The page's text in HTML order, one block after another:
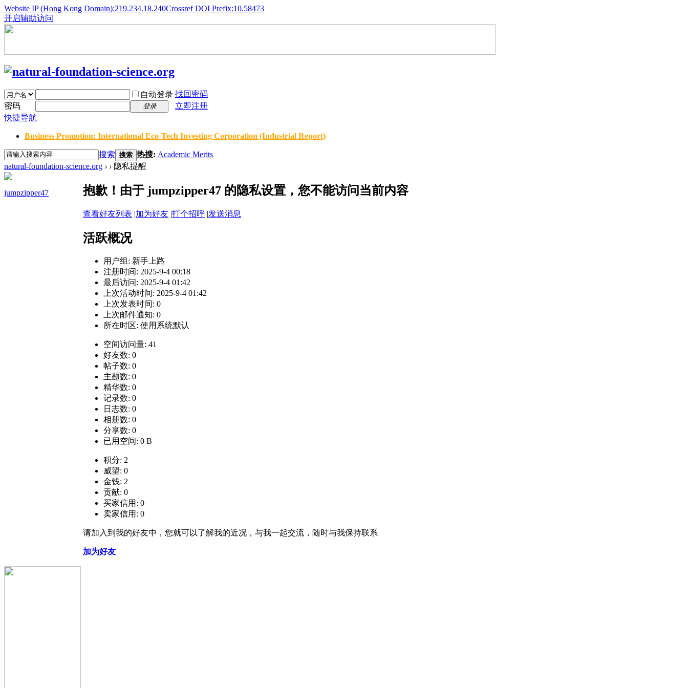
Website IP (Hong Kong Domain):219.234.18.240Crossref DOI Prefix:10.58473
开启辅助访问
自动登录 找回密码
密码
登录
立即注册
快捷导航
Business Promotion: International Eco-Tech Investing Corporation (Industrial Report)
搜索 搜索 热搜: Academic Merits
natural-foundation-science.org › › 隐私提醒
jumpzipper47 抱歉！由于 jumpzipper47 的隐私设置，您不能访问当前内容
查看好友列表 |加为好友 |打个招呼 |发送消息
活跃概况
用户组: 新手上路
注册时间: 2025-9-4 00:18
最后访问: 2025-9-4 01:42
上次活动时间: 2025-9-4 01:42
上次发表时间: 0
上次邮件通知: 0
所在时区: 使用系统默认
空间访问量: 41
好友数: 0
帖子数: 0
主题数: 0
精华数: 0
记录数: 0
日志数: 0
相册数: 0
分享数: 0
已用空间: 0 B
积分: 2
威望: 0
金钱: 2
贡献: 0
买家信用: 0
卖家信用: 0
请加入到我的好友中，您就可以了解我的近况，与我一起交流，随时与我保持联系
加为好友